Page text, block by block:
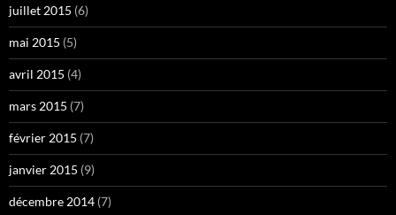
juillet 2015 (6)
mai 2015 (5)
avril 2015 (4)
mars 2015 (7)
février 2015 (7)
janvier 2015 (9)
décembre 2014 (7)